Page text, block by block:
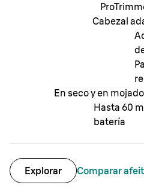
Cabezal
En seco y en
Hasta 60
batería
Explorar Comparar